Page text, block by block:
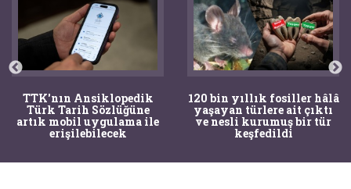
TTK'nın Ansiklopedik
Türk Tarih Sözlüğüne
artık mobil uygulama ile
erişilebilecek
120 bin yıllık fosiller hâlâ
yaşayan türlere ait çıktı
ve nesli kurumuş bir tür
keşfedildi